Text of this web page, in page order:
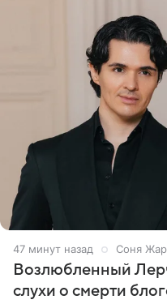
47 минут назад Соня
Возлюбленный
слухи о смерти